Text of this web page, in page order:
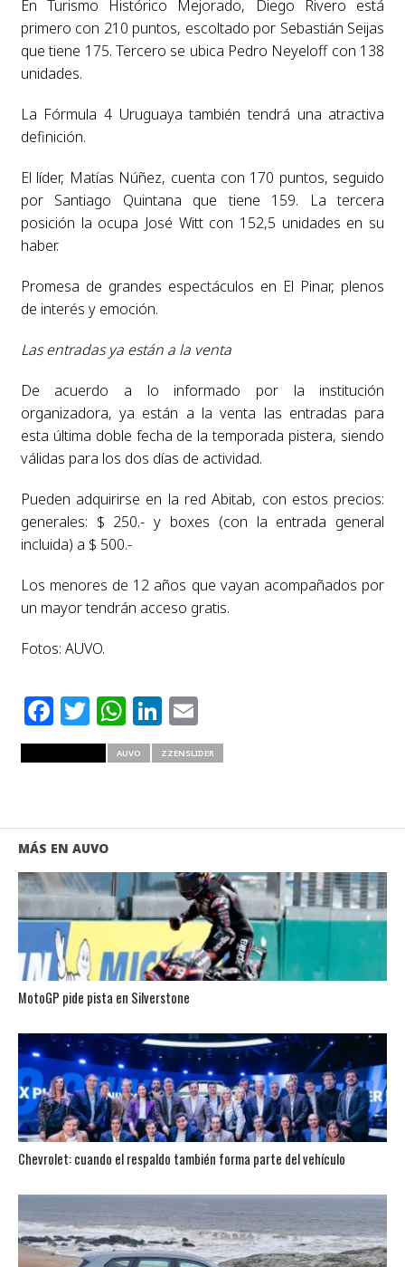
En Turismo Histórico Mejorado, Diego Rivero está
primero con 210 puntos, escoltado por Sebastián Seijas
que tiene 175. Tercero se ubica Pedro Neyeloff con 138
unidades.
La Fórmula 4 Uruguaya también tendrá una atractiva
definición.
El líder, Matías Núñez, cuenta con 170 puntos, seguido
por Santiago Quintana que tiene 159. La tercera
posición la ocupa José Witt con 152,5 unidades en su
haber.
Promesa de grandes espectáculos en El Pinar, plenos
de interés y emoción.
Las entradas ya están a la venta
De acuerdo a lo informado por la institución
organizadora, ya están a la venta las entradas para
esta última doble fecha de la temporada pistera, siendo
válidas para los dos días de actividad.
Pueden adquirirse en la red Abitab, con estos precios:
generales: $ 250.- y boxes (con la entrada general
incluida) a $ 500.-
Los menores de 12 años que vayan acompañados por
un mayor tendrán acceso gratis.
Fotos: AUVO.
Facebook
Twitter
WhatsApp
LinkedIn
Email
AUVO ZZENSLIDER
MÁS EN AUVO
MotoGP pide pista en Silverstone
Chevrolet: cuando el respaldo también forma parte del vehículo